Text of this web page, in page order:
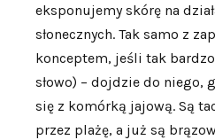
eksponujemy skórę na
słonecznych. Tak samo z
konceptem, jeśli tak
słowo) – dojdzie do niego,
się z komórką jajową. Są
przez plażę, a już są